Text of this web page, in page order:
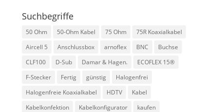
Suchbegriffe
50 Ohm 50-Ohm Kabel 75 Ohm
75R Koaxialkabel
Aircell 5
Anschlussbox arnoflex BNC
Buchse
CLF100
D-Sub Damar & Hagen.
ECOFLEX 15®
F-Stecker
Fertig günstig
Halogenfrei
Halogenfreie Koaxialkabel
HDTV
Kabel
Kabelkonfektion
Kabelkonfigurator
kaufen